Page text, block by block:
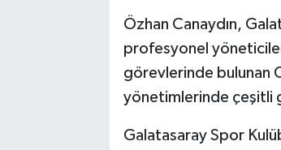
Özhan Canaydın,
profesyonel
görevlerinde bulunan
yönetimlerinde çeşitli
Galatasaray Spor